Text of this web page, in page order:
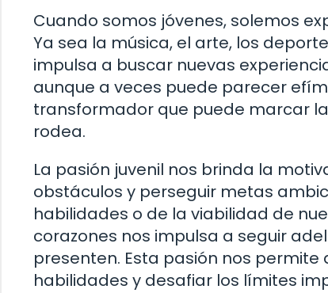
Cuando somos jóvenes, solemos
Ya sea la música, el arte, los
impulsa a buscar nuevas
aunque a veces puede parecer
transformador que puede marcar
rodea.
La pasión juvenil nos brinda la
obstáculos y perseguir metas
habilidades o de la viabilidad de
corazones nos impulsa a seguir
presenten. Esta pasión nos
habilidades y desafiar los límites